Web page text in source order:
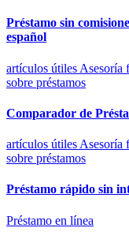
Préstamo sin
español
artículos útiles Asesoría
sobre préstamos
Comparador de
artículos útiles Asesoría
sobre préstamos
Préstamo rápido sin
Préstamo en línea